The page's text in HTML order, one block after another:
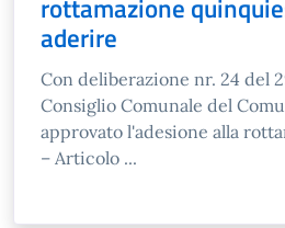
rottamazione
aderire
Con deliberazione nr. 24 del
Consiglio Comunale del
approvato l'adesione alla
– Articolo ...